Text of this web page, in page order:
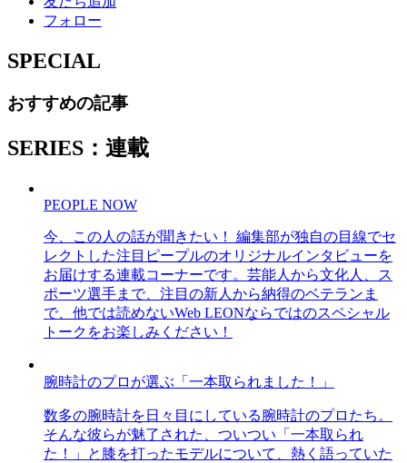
フォロー
SPECIAL
おすすめの記事
SERIES：連載
PEOPLE NOW
今、この人の話が聞きたい！ 編集部が独自の目線でセ
レクトした注目ピープルのオリジナルインタビューを
お届けする連載コーナーです。芸能人から文化人、ス
ポーツ選手まで、注目の新人から納得のベテランま
で、他では読めないWeb LEONならではのスペシャル
トークをお楽しみください！
腕時計のプロが選ぶ「一本取られました！」
数多の腕時計を日々目にしている腕時計のプロたち。
そんな彼らが魅了された、ついつい「一本取られ
た！」と膝を打ったモデルについて、熱く語っていた